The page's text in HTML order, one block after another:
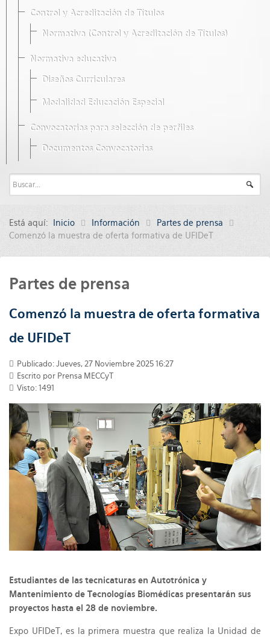
Control y Acreditación de Títulos
Normativa (Control y Acreditación de Títulos)
Normativa educativa
Diseños Curriculares
Modalidad Educación Especial
Convocatorias para selección de perfiles
Documentos Convocatorias
Está aquí: Inicio Información
Partes de prensa
Comenzó la muestra de oferta formativa de UFIDeT
Partes de prensa
Comenzó la muestra de oferta formativa
de UFIDeT
Publicado: Jueves, 27 Noviembre 2025 16:27
Escrito por Prensa MECCyT
Visto: 1491
Estudiantes de las tecnicaturas en Autotrónica y
Mantenimiento de Tecnologías Biomédicas presentarán sus
proyectos hasta el 28 de noviembre.
Expo UFIDeT, es la primera muestra que realiza la Unidad de